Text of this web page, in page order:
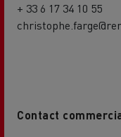
+ 33 6 17 34 10 55
Contact